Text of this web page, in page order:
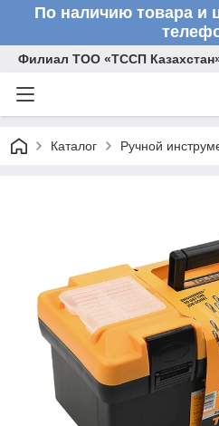
По наличию товара и
Филиал ТОО «ТССП
Каталог Ручной